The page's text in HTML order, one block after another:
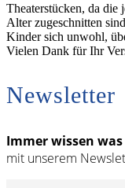
Theaterstücken, da die
Alter zugeschnitten
Kinder sich unwohl,
Vielen Dank für Ihr
Newsletter
Immer wissen
mit unserem